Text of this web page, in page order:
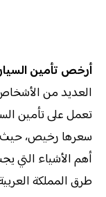
أرخص تأمين
العديد من
تعمل على تأمين
سعرها رخيص، حيث
أهم الأشياء التي
طرق المملكة